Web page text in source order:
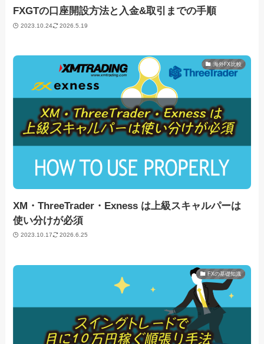
FXGTの口座開設方法と入金&取引までの手順
2023.10.24 2026.5.19
海外FX比較
XM・ThreeTrader・Exness は上級スキャルパーは
使い分けが必須
2023.10.17 2026.6.25
FXの基礎知識